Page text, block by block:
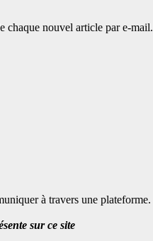
chaque nouvel article par e-mail.
à travers une plateforme.
sur ce site